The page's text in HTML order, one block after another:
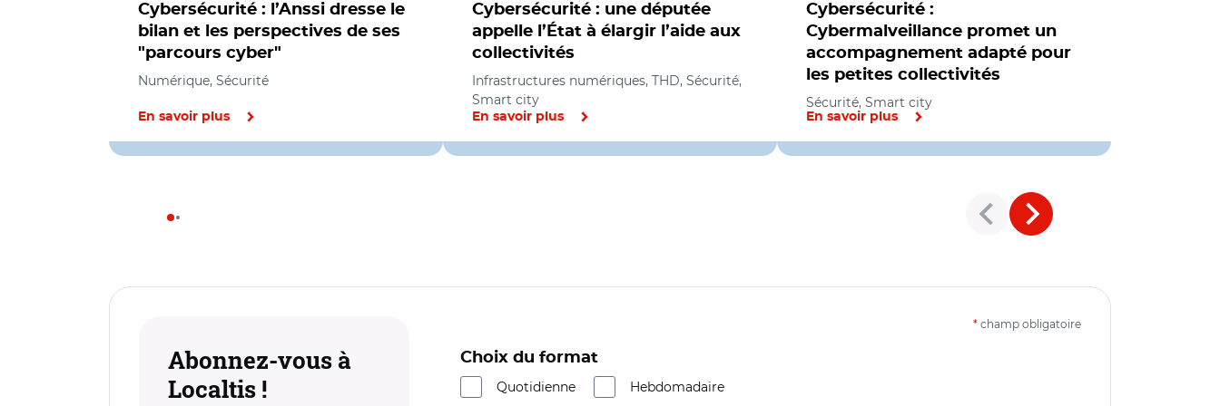
Cybersécurité : l’Anssi dresse le
bilan et les perspectives de ses
"parcours cyber"
Numérique, Sécurité
En savoir plus
Cybersécurité : une députée
appelle l’État à élargir l’aide aux
collectivités
Infrastructures numériques, THD, Sécurité,
Smart city
En savoir plus
Cybersécurité :
Cybermalveillance promet un
accompagnement adapté pour
les petites collectivités
Sécurité, Smart city
En savoir plus
Abonnez-vous à
Localtis !
* champ obligatoire
Choix du format
Quotidienne
Hebdomadaire